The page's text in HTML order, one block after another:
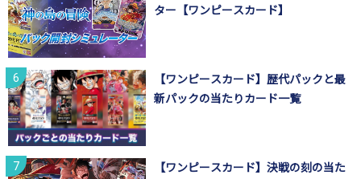
ター【ワンピースカード】
【ワンピースカード】歴代パックと最
新パックの当たりカード一覧
【ワンピースカード】決戦の刻の当た